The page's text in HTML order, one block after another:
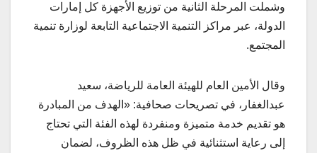
وشملت المرحلة الثانية من توزيع الأجهزة كل إمارات
الدولة، عبر مراكز التنمية الاجتماعية التابعة لوزارة تنمية
المجتمع.
وقال الأمين العام للهيئة العامة للرياضة، سعيد
عبدالغفار، في تصريحات صحافية: «الهدف من المبادرة
هو تقديم خدمة متميزة ومنفردة لهذه الفئة التي تحتاج
إلى رعاية استثنائية في ظل هذه الظروف، لضمان